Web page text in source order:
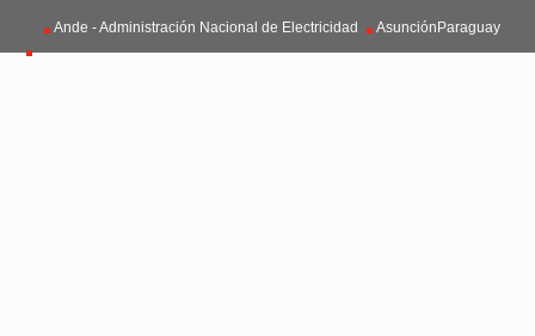
Ande - Administración Nacional de Electricidad AsunciónParaguay